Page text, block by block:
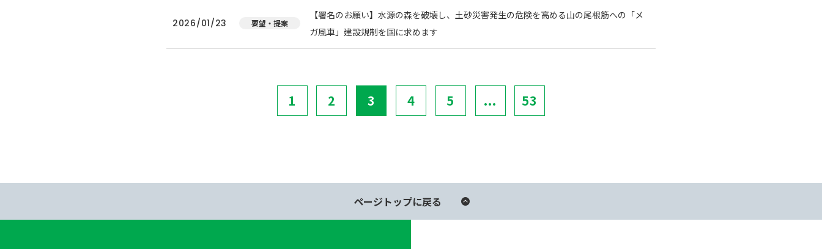
2026/01/23 要望・提案
【署名のお願い】水源の森を破壊し、土砂災害発生の危険を高める山の尾根筋への「メ
ガ風車」建設規制を国に求めます
1 2 3 4 5 ... 53
ページトップに戻る